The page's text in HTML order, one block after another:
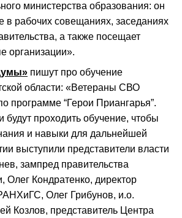
министерства образования: он
в рабочих совещаниях, заседаниях
а также посещает
организации».
пишут про обучение
области: «Ветераны СВО
программе “Герои Приангарья”.
будут проходить обучение, чтобы
и навыки для дальнейшей
выступили представители власти
зампред правительства
Олег Кондратенко, директор
Олег Грибунов, и.о.
Козлов, представитель Центра